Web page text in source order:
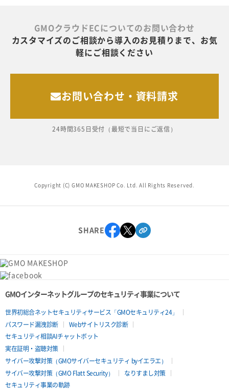
GMOクラウドECについてのお問い合わせ
カスタマイズのご相談から導入のお見積りまで、お気
軽にご相談ください
お問い合わせ・資料請求
24時間365日受付（最短で当日にご返信）
Copyright (C) GMO MAKESHOP Co. Ltd. All Rights Reserved.
SHARE
GMOインターネットグループのセキュリティ事業について
世界初総合ネットセキュリティサービス「GMOセキュリティ24」
パスワード漏洩診断
Webサイトリスク診断
セキュリティ相談AIチャットボット
実在証明・盗聴対策
サイバー攻撃対策（GMOサイバーセキュリティ byイエラエ）
サイバー攻撃対策（GMO Flatt Security）
なりすまし対策
セキュリティ事業の軌跡